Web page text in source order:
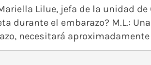
Lilue, jefa de la unidad
durante el embarazo? M.L.:
necesitará